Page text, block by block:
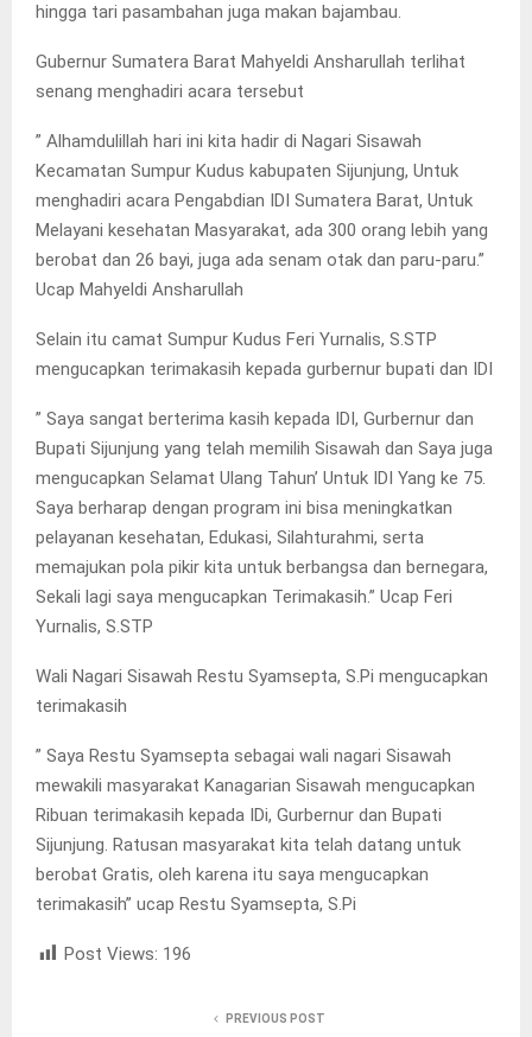
hingga tari pasambahan juga makan bajambau.
Gubernur Sumatera Barat Mahyeldi Ansharullah terlihat
senang menghadiri acara tersebut
” Alhamdulillah hari ini kita hadir di Nagari Sisawah
Kecamatan Sumpur Kudus kabupaten Sijunjung, Untuk
menghadiri acara Pengabdian IDI Sumatera Barat, Untuk
Melayani kesehatan Masyarakat, ada 300 orang lebih yang
berobat dan 26 bayi, juga ada senam otak dan paru-paru.”
Ucap Mahyeldi Ansharullah
Selain itu camat Sumpur Kudus Feri Yurnalis, S.STP
mengucapkan terimakasih kepada gurbernur bupati dan IDI
” Saya sangat berterima kasih kepada IDI, Gurbernur dan
Bupati Sijunjung yang telah memilih Sisawah dan Saya juga
mengucapkan Selamat Ulang Tahun’ Untuk IDI Yang ke 75.
Saya berharap dengan program ini bisa meningkatkan
pelayanan kesehatan, Edukasi, Silahturahmi, serta
memajukan pola pikir kita untuk berbangsa dan bernegara,
Sekali lagi saya mengucapkan Terimakasih.” Ucap Feri
Yurnalis, S.STP
Wali Nagari Sisawah Restu Syamsepta, S.Pi mengucapkan
terimakasih
” Saya Restu Syamsepta sebagai wali nagari Sisawah
mewakili masyarakat Kanagarian Sisawah mengucapkan
Ribuan terimakasih kepada IDi, Gurbernur dan Bupati
Sijunjung. Ratusan masyarakat kita telah datang untuk
berobat Gratis, oleh karena itu saya mengucapkan
terimakasih” ucap Restu Syamsepta, S.Pi
Post Views: 196
PREVIOUS POST